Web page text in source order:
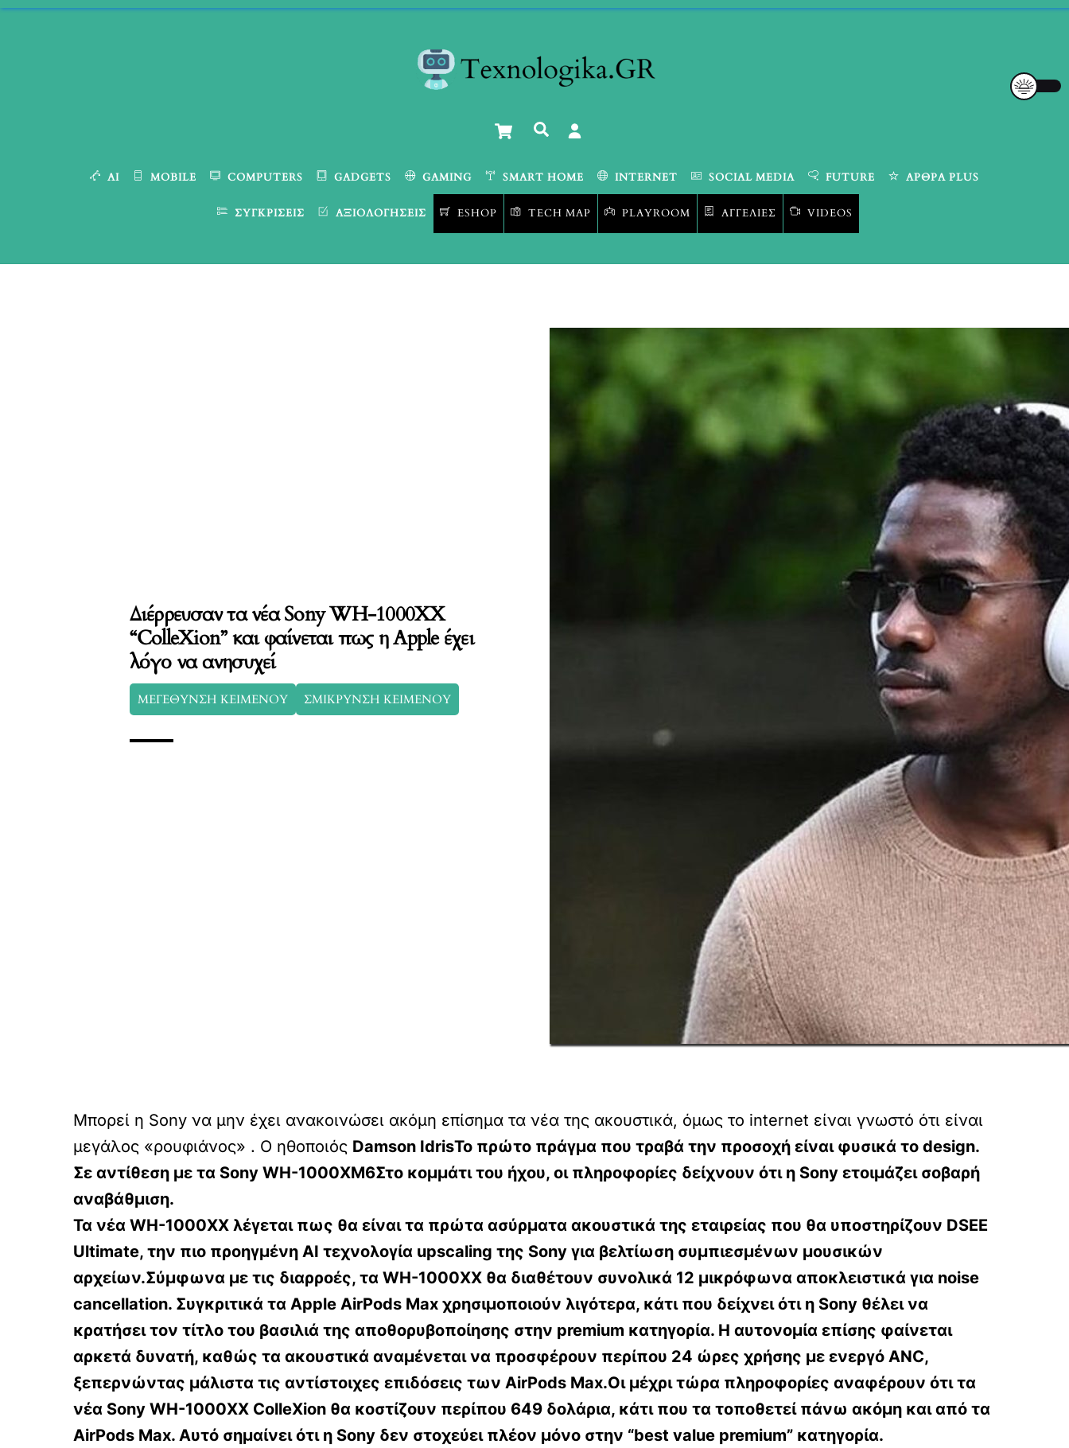
Skip
Cart Αναζήτηση
AI MOBILE COMPUTERS GADGETS GAMING SMART HOME INTERNET SOCIAL MEDIA FUTURE ΆΡΘΡΑ PLUS
ΣΥΓΚΡΊΣΕΙΣ ΑΞΙΟΛΟΓΉΣΕΙΣ ESHOP TECH MAP PLAYROOM ΑΓΓΕΛΊΕΣ VIDEOS
Διέρρευσαν τα νέα Sony WH-1000XX
“ColleXion” και φαίνεται πως η Apple έχει
λόγο να ανησυχεί
ΜΕΓΕΘΥΝΣΗ ΚΕΙΜΕΝΟΥ ΣΜΙΚΡΥΝΣΗ ΚΕΙΜΕΝΟΥ
Μπορεί η Sony να μην έχει ανακοινώσει ακόμη επίσημα τα νέα της ακουστικά, όμως το internet είναι γνωστό ότι είναι
μεγάλος «ρουφιάνος» . Ο ηθοποιός Damson IdrisΤο πρώτο πράγμα που τραβά την προσοχή είναι φυσικά το design.
Σε αντίθεση με τα Sony WH-1000XM6Στο κομμάτι του ήχου, οι πληροφορίες δείχνουν ότι η Sony ετοιμάζει σοβαρή
αναβάθμιση.
Τα νέα WH-1000XX λέγεται πως θα είναι τα πρώτα ασύρματα ακουστικά της εταιρείας που θα υποστηρίζουν DSEE
Ultimate, την πιο προηγμένη AI τεχνολογία upscaling της Sony για βελτίωση συμπιεσμένων μουσικών
αρχείων.Σύμφωνα με τις διαρροές, τα WH-1000XX θα διαθέτουν συνολικά 12 μικρόφωνα αποκλειστικά για noise
cancellation. Συγκριτικά τα Apple AirPods Max χρησιμοποιούν λιγότερα, κάτι που δείχνει ότι η Sony θέλει να
κρατήσει τον τίτλο του βασιλιά της αποθορυβοποίησης στην premium κατηγορία. Η αυτονομία επίσης φαίνεται
αρκετά δυνατή, καθώς τα ακουστικά αναμένεται να προσφέρουν περίπου 24 ώρες χρήσης με ενεργό ANC,
ξεπερνώντας μάλιστα τις αντίστοιχες επιδόσεις των AirPods Max.Οι μέχρι τώρα πληροφορίες αναφέρουν ότι τα
νέα Sony WH-1000XX ColleXion θα κοστίζουν περίπου 649 δολάρια, κάτι που τα τοποθετεί πάνω ακόμη και από τα
AirPods Max. Αυτό σημαίνει ότι η Sony δεν στοχεύει πλέον μόνο στην “best value premium” κατηγορία.